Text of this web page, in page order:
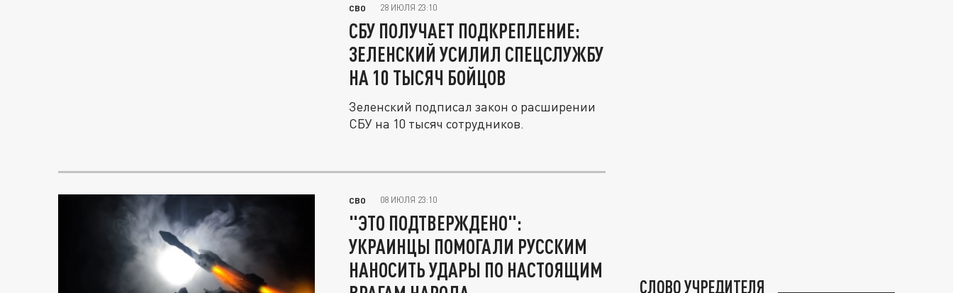
СВО 28 ИЮЛЯ 23:10
СБУ ПОЛУЧАЕТ ПОДКРЕПЛЕНИЕ:
ЗЕЛЕНСКИЙ УСИЛИЛ СПЕЦСЛУЖБУ
НА 10 ТЫСЯЧ БОЙЦОВ
Зеленский подписал закон о расширении
СБУ на 10 тысяч сотрудников.
СВО 08 ИЮЛЯ 23:10
"ЭТО ПОДТВЕРЖДЕНО":
УКРАИНЦЫ ПОМОГАЛИ РУССКИМ
НАНОСИТЬ УДАРЫ ПО НАСТОЯЩИМ
СЛОВО УЧРЕДИТЕЛЯ